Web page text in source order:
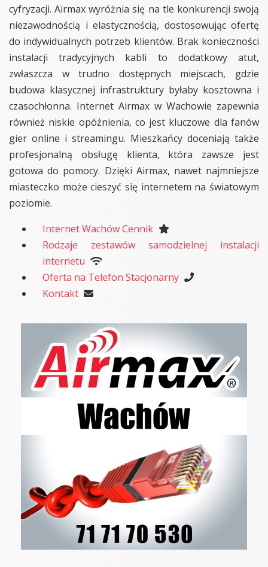
cyfryzacji. Airmax wyróżnia się na tle konkurencji swoją
niezawodnością i elastycznością, dostosowując ofertę
do indywidualnych potrzeb klientów. Brak konieczności
instalacji tradycyjnych kabli to dodatkowy atut,
zwłaszcza w trudno dostępnych miejscach, gdzie
budowa klasycznej infrastruktury byłaby kosztowna i
czasochłonna. Internet Airmax w Wachowie zapewnia
również niskie opóźnienia, co jest kluczowe dla fanów
gier online i streamingu. Mieszkańcy doceniają także
profesjonalną obsługę klienta, która zawsze jest
gotowa do pomocy. Dzięki Airmax, nawet najmniejsze
miasteczko może cieszyć się internetem na światowym
poziomie.
Internet Wachów Cennik
Rodzaje zestawów samodzielnej instalacji
internetu
Oferta na Telefon Stacjonarny
Kontakt